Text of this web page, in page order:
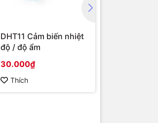
DHT11 Cảm biến nhiệt
độ / độ ẩm
30.000₫
Thích